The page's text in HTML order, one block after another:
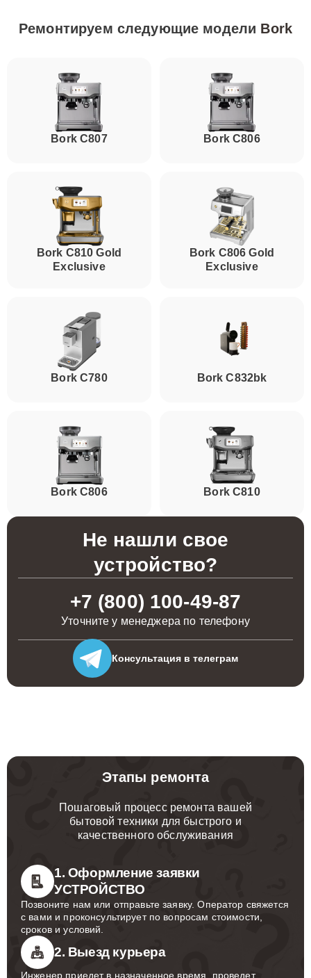
Ремонтируем следующие модели Bork
Bork C807 Bork C806
Bork C810 Gold
Exclusive
Bork C806 Gold
Exclusive
Bork C780 Bork C832bk
Bork C806 Bork C810
Не нашли свое
устройство?
+7 (800) 100-49-87
Уточните у менеджера по телефону
Консультация в телеграм
Этапы ремонта
Пошаговый процесс ремонта вашей
бытовой техники для быстрого и
качественного обслуживания
1. Оформление заявки
УСТРОЙСТВО
Позвоните нам или отправьте заявку. Оператор свяжется
с вами и проконсультирует по вопросам стоимости,
сроков и условий.
2. Выезд курьера
Инженер приедет в назначенное время, проведет